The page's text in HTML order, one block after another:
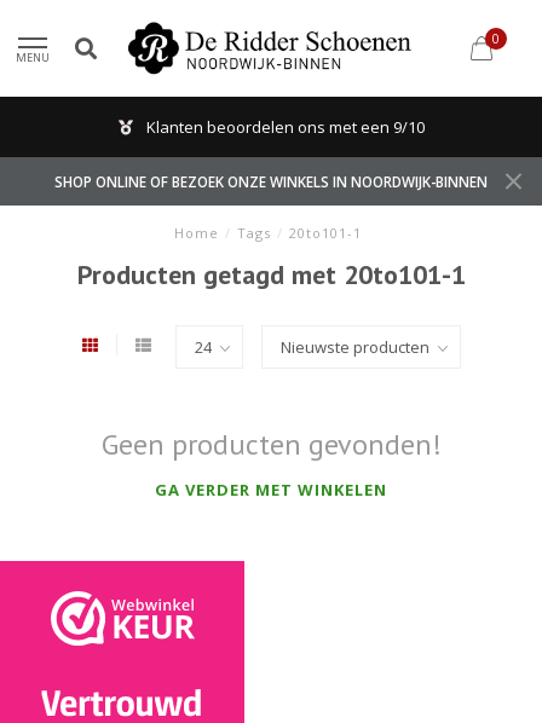
MENU
0
Klanten beoordelen ons met een 9/10
SHOP ONLINE OF BEZOEK ONZE WINKELS IN NOORDWIJK-BINNEN
Home / Tags / 20to101-1
Producten getagd met 20to101-1
Geen producten gevonden!
GA VERDER MET WINKELEN